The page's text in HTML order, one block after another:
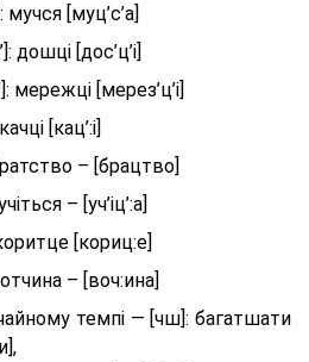
мучся [муц’с’а]
дошці [дос’ц’і]
мережці [мерез’ц’і]
[кац’:і]
– [брaцтво]
– [уч’іц’:a]
[кориц:е]
– [вoч:ина]
темпі — [чш]: багатшати